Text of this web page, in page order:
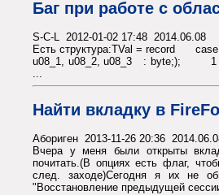
Баг при работе с
S-C-L 2012-01-02 17:48 2014.06.08
Есть структура:TVal = record
u08_1, u08_2, u08_3 : byte;); 1
...
Найти вкладку в
Абориген 2013-11-26 20:36
Вчера у меня были открыты
почитать.(В опциях есть флаг,
след. заходе)Сегодня я их не
"Восстановление предыдущей